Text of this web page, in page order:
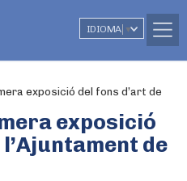
IDIOMA ▼
exposició del fons d’art de
exposició
de